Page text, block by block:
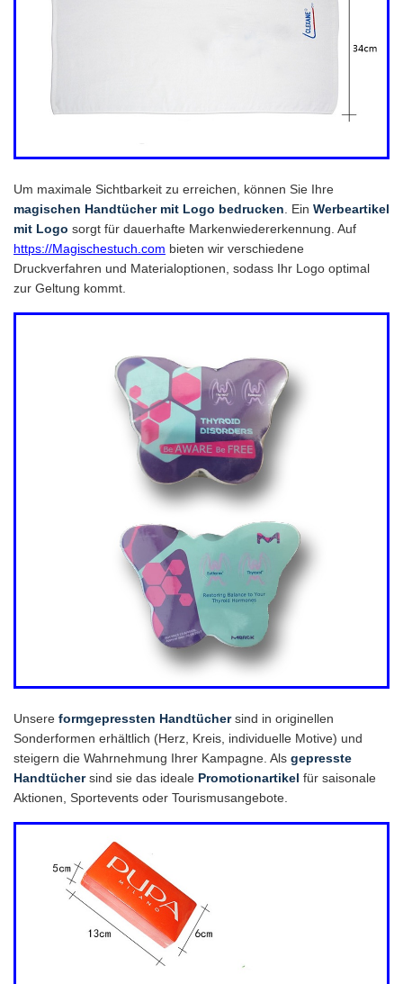
Um maximale Sichtbarkeit zu erreichen, können Sie Ihre
magischen Handtücher mit Logo bedrucken . Ein Werbeartikel
mit Logo sorgt für dauerhafte Markenwiedererkennung. Auf
https://Magischestuch.com bieten wir verschiedene
Druckverfahren und Materialoptionen, sodass Ihr Logo optimal
zur Geltung kommt.
Unsere formgepressten Handtüchersind in originellen
Sonderformen erhältlich (Herz, Kreis, individuelle Motive) und
steigern die Wahrnehmung Ihrer Kampagne. Als gepresste
Handtüchersind sie das ideale Promotionartikel für saisonale
Aktionen, Sportevents oder Tourismusangebote.